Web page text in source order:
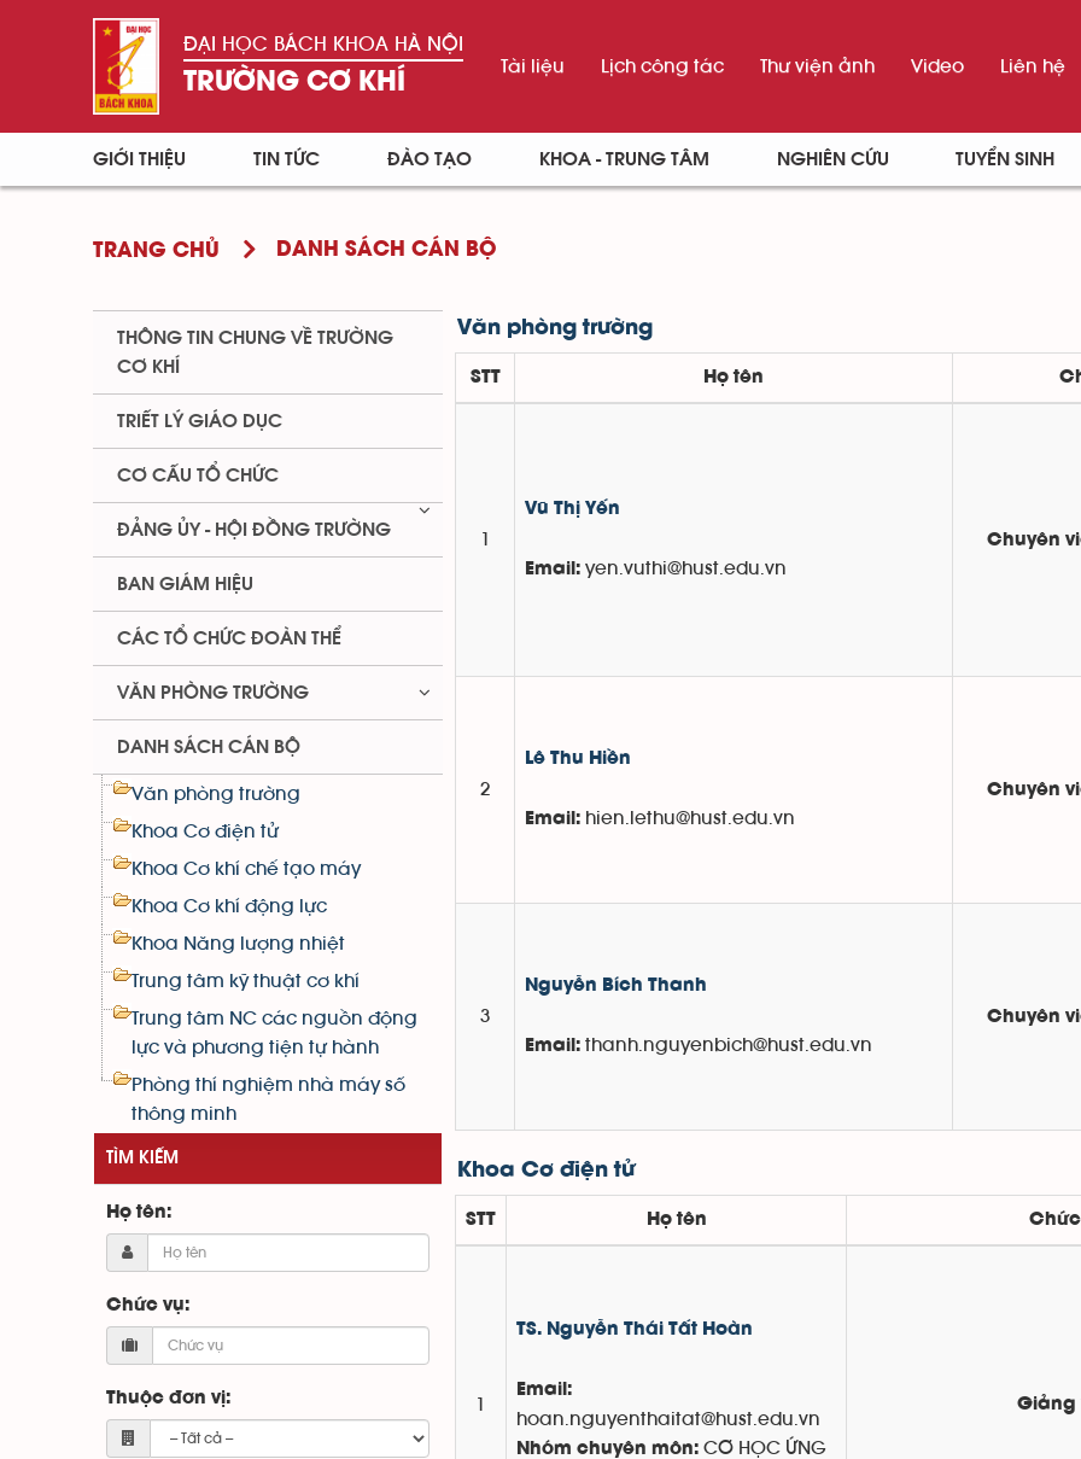
ĐẠI HỌC BÁCH KHOA HÀ NỘI
TRƯỜNG CƠ KHÍ
Tài liệu Lịch công tác Thư viện ảnh Video Liên hệ
GIỚI THIỆU TIN TỨC ĐÀO TẠO KHOA - TRUNG TÂM NGHIÊN CỨU TUYỂN SINH
TRANG CHỦ DANH SÁCH CÁN BỘ
Văn phòng trường
STT Họ tên
1
Vũ Thị Yến
Email: yen.vuthi@hust.edu.vn
Chuyên
2
Lê Thu Hiền
Email: hien.lethu@hust.edu.vn
Chuyên
3
Nguyễn Bích Thanh
Email: thanh.nguyenbich@hust.edu.vn
Chuyên
Khoa Cơ điện tử
STT Họ tên
1
TS. Nguyễn Thái Tất Hoàn
Email:
hoan.nguyenthaitat@hust.edu.vn
Nhóm chuyên môn: CƠ HỌC ỨNG
Giảng
THÔNG TIN CHUNG VỀ TRƯỜNG
CƠ KHÍ
TRIẾT LÝ GIÁO DỤC
CƠ CẤU TỔ CHỨC
ĐẢNG ỦY - HỘI ĐỒNG TRƯỜNG
BAN GIÁM HIỆU
CÁC TỔ CHỨC ĐOÀN THỂ
VĂN PHÒNG TRƯỜNG
DANH SÁCH CÁN BỘ
Văn phòng trường
Khoa Cơ điện tử
Khoa Cơ khí chế tạo máy
Khoa Cơ khí động lực
Khoa Năng lượng nhiệt
Trung tâm kỹ thuật cơ khí
Trung tâm NC các nguồn động
lực và phương tiện tự hành
Phòng thí nghiệm nhà máy số
thông minh
TÌM KIẾM
Họ tên:
Chức vụ:
Thuộc đơn vị: